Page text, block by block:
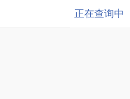
正在查询中